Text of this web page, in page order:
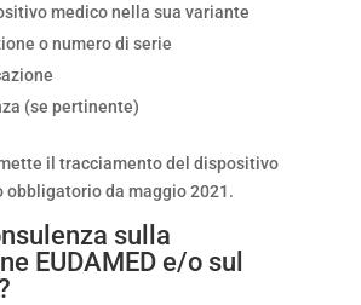
medico nella sua variante
o numero di serie
(se pertinente)
il tracciamento del dispositivo
obbligatorio da maggio 2021.
sulla
EUDAMED e/o sul